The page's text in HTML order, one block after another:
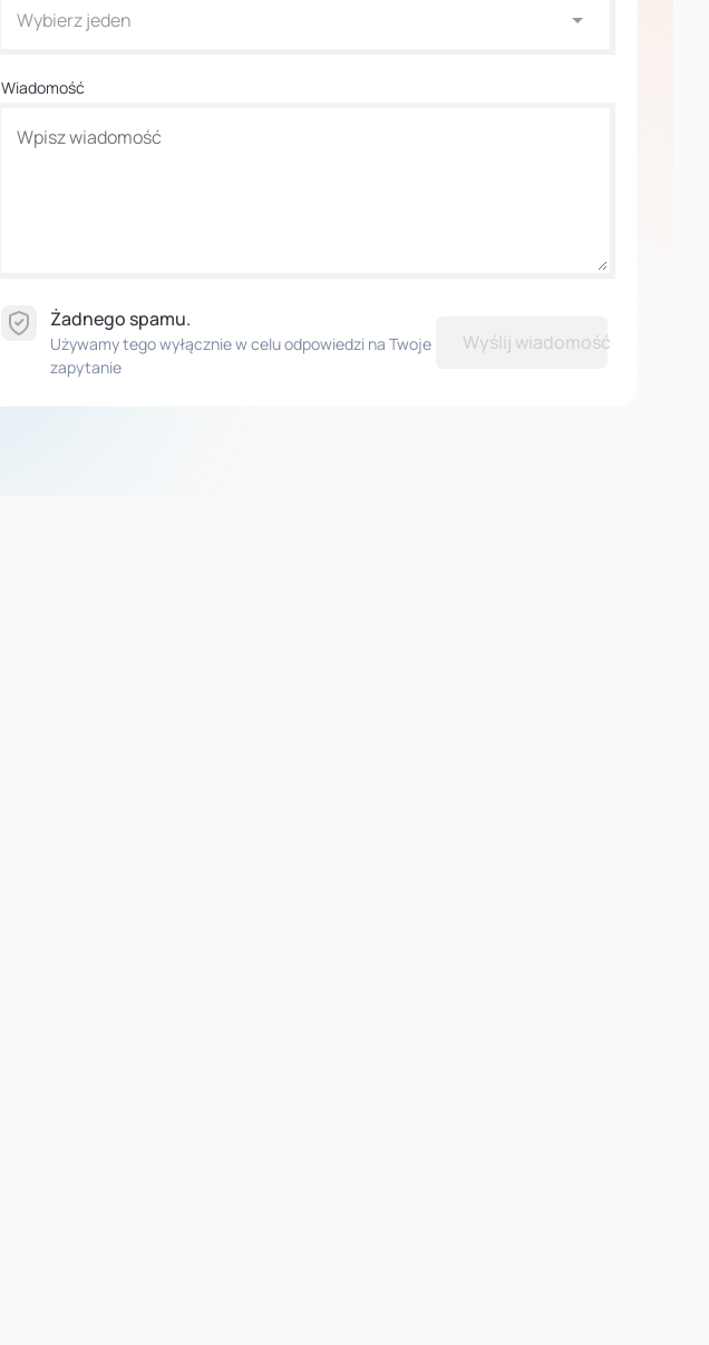
Wybierz jeden
Wiadomość
Żadnego spamu.
Używamy tego wyłącznie w celu odpowiedzi na Twoje
zapytanie
Wyślij wiadomość